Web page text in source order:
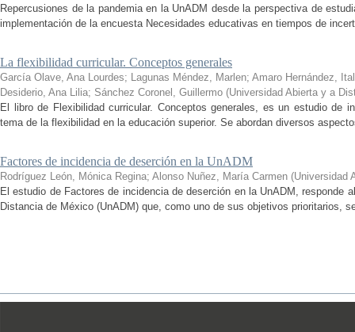
Repercusiones de la pandemia en la UnADM desde la perspectiva de
implementación de la encuesta Necesidades educativas en tiempos de
La flexibilidad curricular. Conceptos generales
García Olave, Ana Lourdes; Lagunas Méndez, Marlen; Amaro Hernández,
Desiderio, Ana Lilia; Sánchez Coronel, Guillermo (Universidad Abierta y a
El libro de Flexibilidad curricular. Conceptos generales, es un estudio de
tema de la flexibilidad en la educación superior. Se abordan diversos
Factores de incidencia de deserción en la UnADM
Rodríguez León, Mónica Regina; Alonso Nuñez, María Carmen (Universidad
El estudio de Factores de incidencia de deserción en la UnADM, responde
Distancia de México (UnADM) que, como uno de sus objetivos prioritarios,